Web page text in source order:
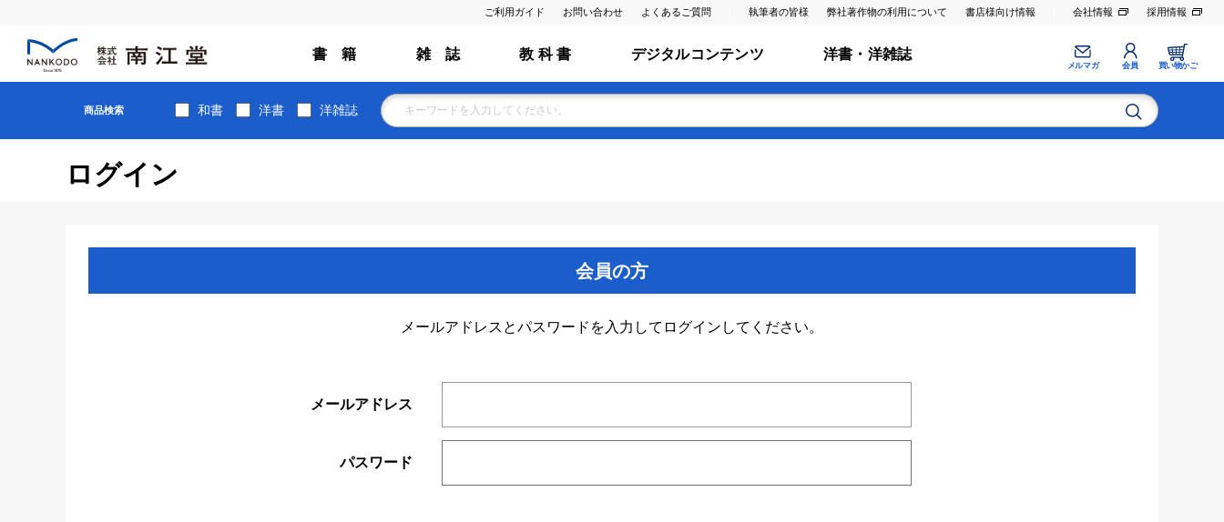
ご利用ガイド お問い合わせ よくあるご質問 執筆者の皆様 弊社著作物の利用について 書店様向け情報 会社情報 採用情報
書 籍 雑 誌 教 科 書 デジタルコンテンツ 洋書・洋雑誌
メルマガ 会員 買い物かご
商品検索 和書 洋書 洋雑誌
ログイン
会員の方
メールアドレスとパスワードを入力してログインしてください。
メールアドレス
パスワード